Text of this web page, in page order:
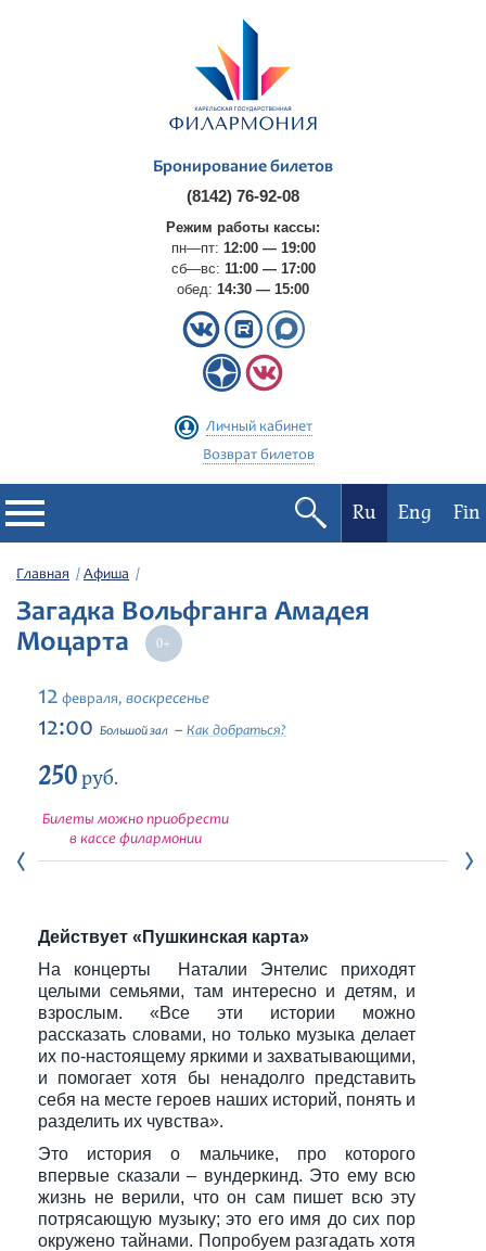
Бронирование билетов
(8142) 76-92-08
Режим работы кассы:
пн—пт: 12:00 — 19:00
сб—вс: 11:00 — 17:00
обед: 14:30 — 15:00
Личный кабинет
Возврат билетов
Филармония
Афиша
Фестивали
Контакты
Ru Eng Fin
Главная Афиша
Загадка Вольфганга Амадея
Моцарта
12 февраля, воскресенье
12:00 Большой зал Как добраться?
250руб.
Билеты можно приобрести
в кассе филармонии
Действует «Пушкинская карта»
На концерты Наталии Энтелис приходят
целыми семьями, там интересно и детям, и
взрослым. «Все эти истории можно
рассказать словами, но только музыка делает
их по-настоящему яркими и захватывающими,
и помогает хотя бы ненадолго представить
себя на месте героев наших историй, понять и
разделить их чувства».
Это история о мальчике, про которого
впервые сказали – вундеркинд. Это ему всю
жизнь не верили, что он сам пишет всю эту
потрясающую музыку; это его имя до сих пор
окружено тайнами. Попробуем разгадать хотя